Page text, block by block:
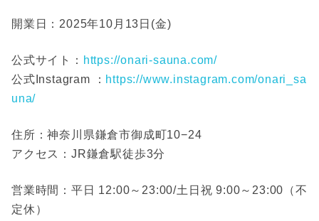
開業日：2025年10月13日(金)
公式サイト： https://onari-sauna.com/
公式Instagram ： https://www.instagram.com/onari_sa
una/
住所：神奈川県鎌倉市御成町10−24
アクセス：JR鎌倉駅徒歩3分
営業時間：平日 12:00～23:00/土日祝 9:00～23:00（不
定休）